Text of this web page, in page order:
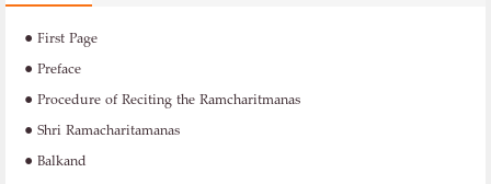
• First Page
• Preface
• Procedure of Reciting the Ramcharitmanas
• Shri Ramacharitamanas
• Balkand